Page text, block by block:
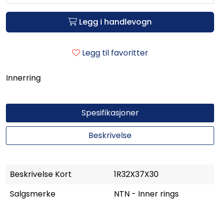
Legg i handlevogn
Legg til favoritter
Innerring
Spesifikasjoner
Beskrivelse
Beskrivelse Kort
1R32X37X30
Salgsmerke
NTN - Inner rings